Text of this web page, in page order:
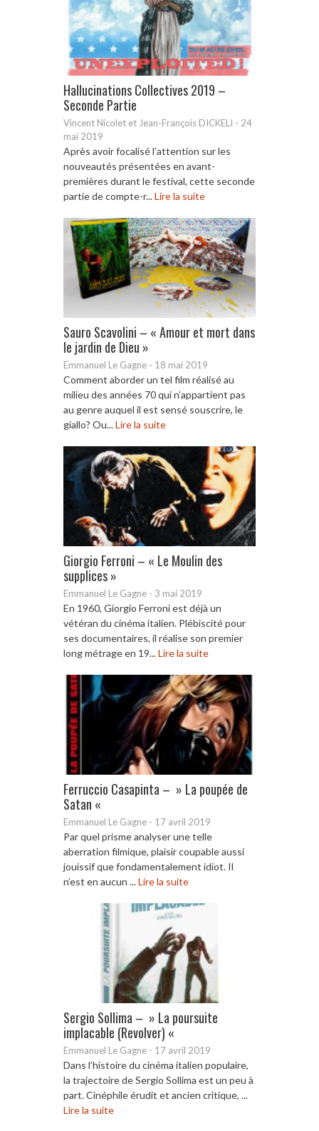
Hallucinations Collectives 2019 –
Seconde Partie
Vincent Nicolet et Jean-François DICKELI - 24
mai 2019
Après avoir focalisé l’attention sur les
nouveautés présentées en avant-
premières durant le festival, cette seconde
partie de compte-r...Lire la suite
Sauro Scavolini – « Amour et mort dans
le jardin de Dieu »
Emmanuel Le Gagne - 18 mai 2019
Comment aborder un tel film réalisé au
milieu des années 70 qui n’appartient pas
au genre auquel il est sensé souscrire, le
giallo? Ou...Lire la suite
Giorgio Ferroni – « Le Moulin des
supplices »
Emmanuel Le Gagne - 3 mai 2019
En 1960, Giorgio Ferroni est déjà un
vétéran du cinéma italien. Plébiscité pour
ses documentaires, il réalise son premier
long métrage en 19...Lire la suite
Ferruccio Casapinta – » La poupée de
Satan «
Emmanuel Le Gagne - 17 avril 2019
Par quel prisme analyser une telle
aberration filmique, plaisir coupable aussi
jouissif que fondamentalement idiot. Il
n’est en aucun ...Lire la suite
Sergio Sollima – » La poursuite
implacable (Revolver) «
Emmanuel Le Gagne - 17 avril 2019
Dans l’histoire du cinéma italien populaire,
la trajectoire de Sergio Sollima est un peu à
part. Cinéphile érudit et ancien critique, ...
Lire la suite